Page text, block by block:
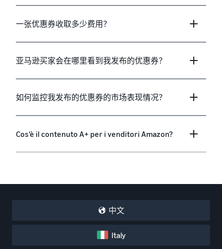
一张优惠券收取多少费用？
亚马逊买家会在哪里看到我发布的优惠券？
如何监控我发布的优惠券的市场表现情况？
Cos'è il contenuto A+ per i venditori Amazon?
中文
Italy